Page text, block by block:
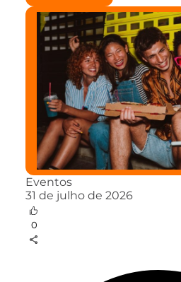
Eventos
31 de julho de 2026
0